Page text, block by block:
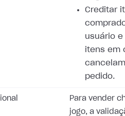
Creditar
usuário
itens em
pedido.
Para vender
jogo, a